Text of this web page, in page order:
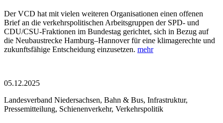
Der VCD hat mit vielen weiteren Organisationen einen offenen
Brief an die verkehrspolitischen Arbeitsgruppen der SPD- und
CDU/CSU-Fraktionen im Bundestag gerichtet, sich in Bezug auf
die Neubaustrecke Hamburg–Hannover für eine klimagerechte und
zukunftsfähige Entscheidung einzusetzen. mehr
05.12.2025
Landesverband Niedersachsen, Bahn & Bus, Infrastruktur,
Pressemitteilung, Schienenverkehr, Verkehrspolitik